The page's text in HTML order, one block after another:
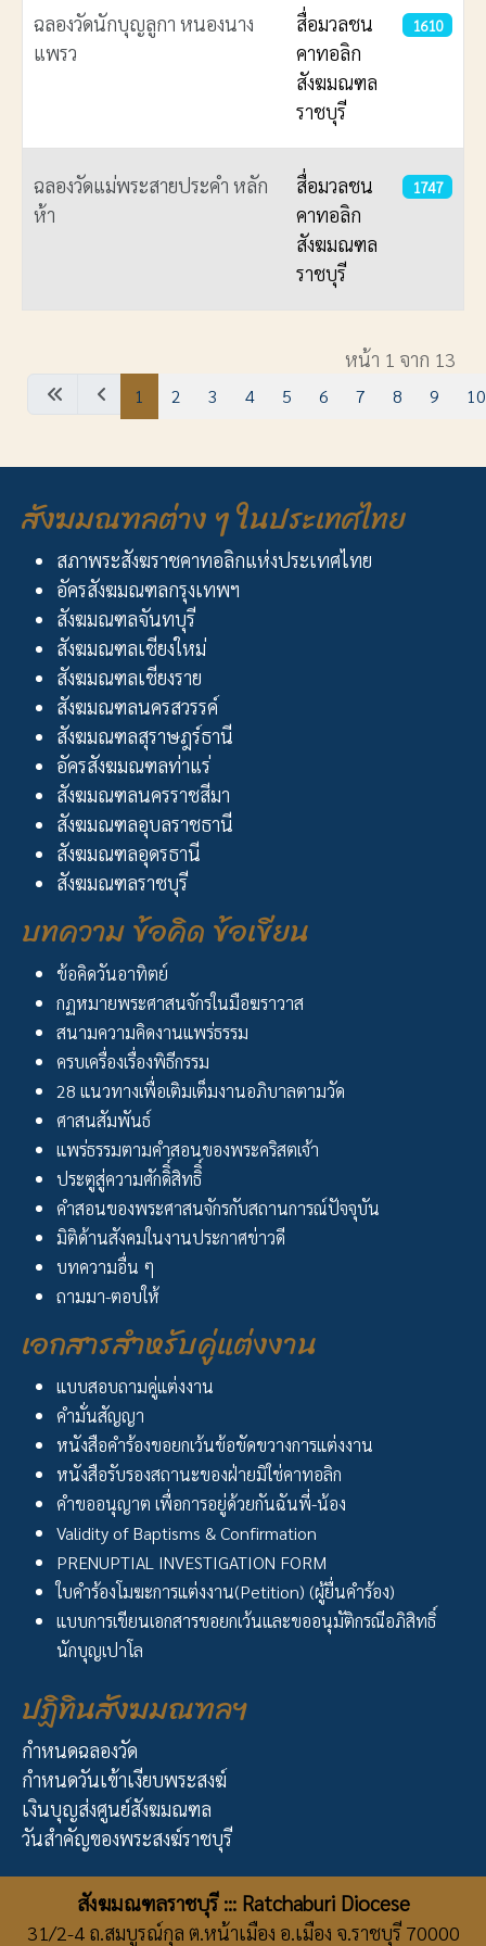
ฉลองวัดนักบุญลูกา หนองนาง
แพรว
สื่อมวลชน
คาทอลิก
สังฆมณฑล
ราชบุรี
1610
ฉลองวัดแม่พระสายประคำ หลัก
ห้า
สื่อมวลชน
คาทอลิก
สังฆมณฑล
ราชบุรี
1747
หน้า 1 จาก 13
1 2 3 4 5 6 7 8 9 10
สังฆมณฑลต่าง ๆ ในประเทศไทย
สภาพระสังฆราชคาทอลิกแห่งประเทศไทย
อัครสังฆมณฑลกรุงเทพฯ
สังฆมณฑลจันทบุรี
สังฆมณฑลเชียงใหม่
สังฆมณฑลเชียงราย
สังฆมณฑลนครสวรรค์
สังฆมณฑลสุราษฎร์ธานี
อัครสังฆมณฑลท่าแร่
สังฆมณฑลนครราชสีมา
สังฆมณฑลอุบลราชธานี
สังฆมณฑลอุดรธานี
สังฆมณฑลราชบุรี
บทความ ข้อคิด ข้อเขียน
ข้อคิดวันอาทิตย์
กฏหมายพระศาสนจักรในมือฆราวาส
สนามความคิดงานแพร่ธรรม
ครบเครื่องเรื่องพิธีกรรม
28 แนวทางเพื่อเติมเต็มงานอภิบาลตามวัด
ศาสนสัมพันธ์
แพร่ธรรมตามคำสอนของพระคริสตเจ้า
ประตูสู่ความศักดิิ์สิทธิิ์
คำสอนของพระศาสนจักรกับสถานการณ์ปัจจุบัน
มิติด้านสังคมในงานประกาศข่าวดี
บทความอื่น ๆ
ถามมา-ตอบให้
เอกสารสำหรับคู่แต่งงาน
แบบสอบถามคู่แต่งงาน
คำมั่นสัญญา
หนังสือคำร้องขอยกเว้นข้อขัดขวางการแต่งงาน
หนังสือรับรองสถานะของฝ่ายมิใช่คาทอลิก
คำขออนุญาต เพื่อการอยู่ด้วยกันฉันพี่-น้อง
Validity of Baptisms & Confirmation
PRENUPTIAL INVESTIGATION FORM
ใบคำร้องโมฆะการแต่งงาน(Petition) (ผู้ยื่นคำร้อง)
แบบการเขียนเอกสารขอยกเว้นและขออนุมัติกรณีอภิสิทธิ์
นักบุญเปาโล
ปฏิทินสังฆมณฑลฯ
กำหนดฉลองวัด
กำหนดวันเข้าเงียบพระสงฆ์
เงินบุญส่งศูนย์สังฆมณฑล
วันสำคัญของพระสงฆ์ราชบุรี
สังฆมณฑลราชบุรี ::: Ratchaburi Diocese
31/2-4 ถ.สมบูรณ์กุล ต.หน้าเมือง อ.เมือง จ.ราชบุรี 70000